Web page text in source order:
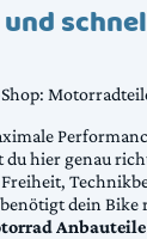
du hier genau
dein
Anbauteile